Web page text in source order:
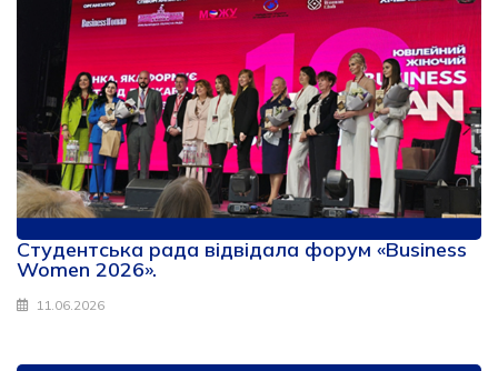
Студентська рада відвідала форум «Business
Women 2026».
11.06.2026